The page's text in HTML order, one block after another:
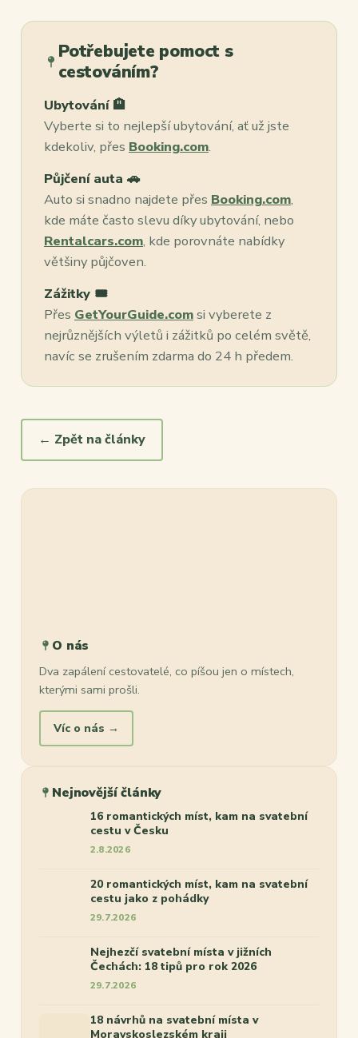
Potřebujete pomoct s
cestováním?
Ubytování 🏨
Vyberte si to nejlepší ubytování, ať už jste
kdekoliv, přes Booking.com.
Půjčení auta 🚗
Auto si snadno najdete přes Booking.com,
kde máte často slevu díky ubytování, nebo
Rentalcars.com, kde porovnáte nabídky
většiny půjčoven.
Zážitky 🎟️
Přes GetYourGuide.comsi vyberete z
nejrůznějších výletů i zážitků po celém světě,
navíc se zrušením zdarma do 24 h předem.
← Zpět na články
O nás
Dva zapálení cestovatelé, co píšou jen o místech,
kterými sami prošli.
Víc o nás →
Nejnovější články
16 romantických míst, kam na svatební
cestu v Česku
2.8.2026
20 romantických míst, kam na svatební
cestu jako z pohádky
29.7.2026
Nejhezčí svatební místa v jižních
Čechách: 18 tipů pro rok 2026
29.7.2026
18 návrhů na svatební místa v
Moravskoslezském kraji